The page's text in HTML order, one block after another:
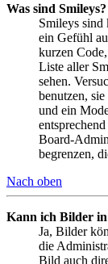
Was sind Smileys?
Smileys sind
ein Gefühl
kurzen
Liste aller
sehen.
benutzen,
und ein
Board-
begrenzen,
Nach oben
Kann ich Bilder in
Ja, Bilder
die
Bild auch